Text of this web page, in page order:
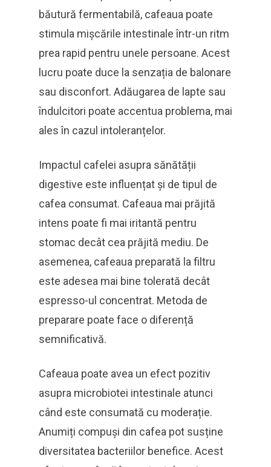
băutură fermentabilă, cafeaua poate
stimula mișcările intestinale într-un ritm
prea rapid pentru unele persoane. Acest
lucru poate duce la senzația de balonare
sau disconfort. Adăugarea de lapte sau
îndulcitori poate accentua problema, mai
ales în cazul intoleranțelor.
Impactul cafelei asupra sănătății
digestive este influențat și de tipul de
cafea consumat. Cafeaua mai prăjită
intens poate fi mai iritantă pentru
stomac decât cea prăjită mediu. De
asemenea, cafeaua preparată la filtru
este adesea mai bine tolerată decât
espresso-ul concentrat. Metoda de
preparare poate face o diferență
semnificativă.
Cafeaua poate avea un efect pozitiv
asupra microbiotei intestinale atunci
când este consumată cu moderație.
Anumiți compuși din cafea pot susține
diversitatea bacteriilor benefice. Acest